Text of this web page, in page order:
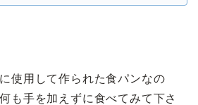
使用して作られた食パンなの
も手を加えずに食べてみて下さ